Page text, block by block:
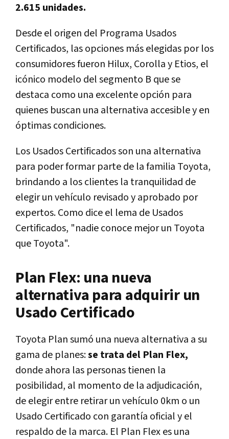
2.615 unidades.
Desde el origen del Programa Usados
Certificados, las opciones más elegidas por los
consumidores fueron Hilux, Corolla y Etios, el
icónico modelo del segmento B que se
destaca como una excelente opción para
quienes buscan una alternativa accesible y en
óptimas condiciones.
Los Usados Certificados son una alternativa
para poder formar parte de la familia Toyota,
brindando a los clientes la tranquilidad de
elegir un vehículo revisado y aprobado por
expertos. Como dice el lema de Usados
Certificados, "nadie conoce mejor un Toyota
que Toyota".
Plan Flex: una nueva
alternativa para adquirir un
Usado Certificado
Toyota Plan sumó una nueva alternativa a su
gama de planes:se trata del Plan Flex,
donde ahora las personas tienen la
posibilidad, al momento de la adjudicación,
de elegir entre retirar un vehículo 0km o un
Usado Certificado con garantía oficial y el
respaldo de la marca. El Plan Flex es una